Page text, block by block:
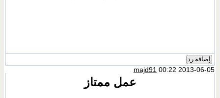
إضافة رد
majd91 00:22 2013-06-05
عمل ممتاز